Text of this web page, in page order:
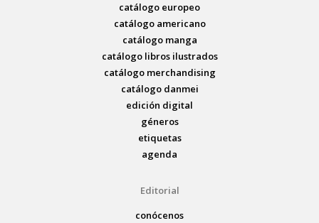
catálogo europeo
catálogo americano
catálogo manga
catálogo libros ilustrados
catálogo merchandising
catálogo danmei
edición digital
géneros
etiquetas
agenda
Editorial
conócenos